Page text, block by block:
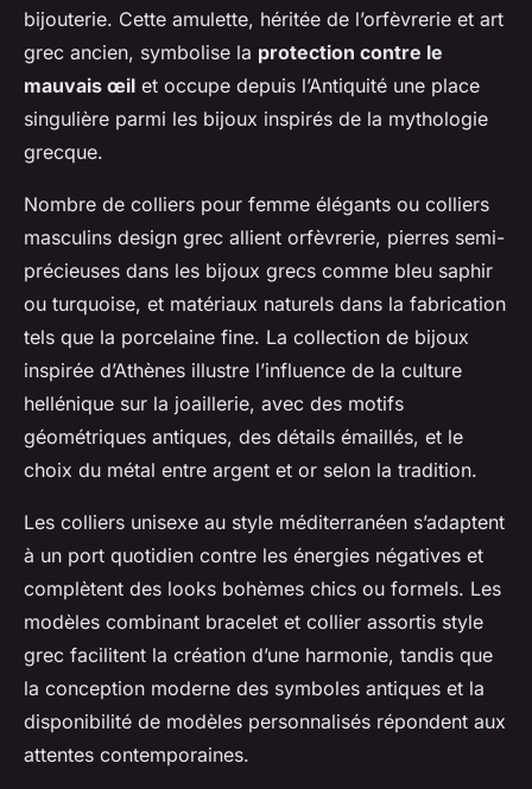
bijouterie. Cette amulette, héritée de l’orfèvrerie et art
grec ancien, symbolise la protection contre le
mauvais œil et occupe depuis l’Antiquité une place
singulière parmi les bijoux inspirés de la mythologie
grecque.
Nombre de colliers pour femme élégants ou colliers
masculins design grec allient orfèvrerie, pierres semi-
précieuses dans les bijoux grecs comme bleu saphir
ou turquoise, et matériaux naturels dans la fabrication
tels que la porcelaine fine. La collection de bijoux
inspirée d’Athènes illustre l’influence de la culture
hellénique sur la joaillerie, avec des motifs
géométriques antiques, des détails émaillés, et le
choix du métal entre argent et or selon la tradition.
Les colliers unisexe au style méditerranéen s’adaptent
à un port quotidien contre les énergies négatives et
complètent des looks bohèmes chics ou formels. Les
modèles combinant bracelet et collier assortis style
grec facilitent la création d’une harmonie, tandis que
la conception moderne des symboles antiques et la
disponibilité de modèles personnalisés répondent aux
attentes contemporaines.